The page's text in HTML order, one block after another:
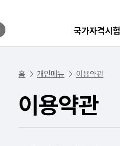
국가자격시험
홈 개인메뉴 이용약관
이용약관